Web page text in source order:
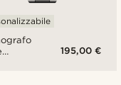
195,00 €